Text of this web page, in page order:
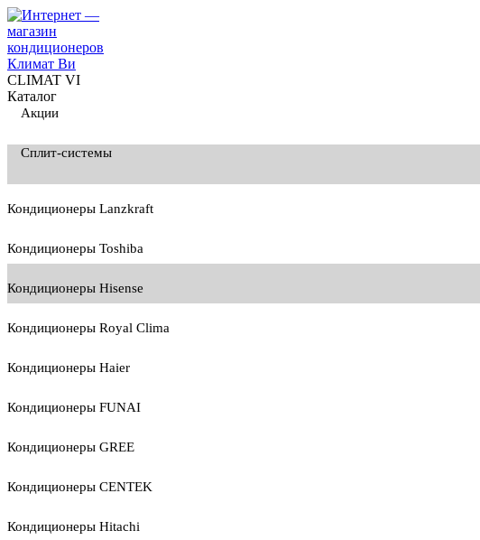
CLIMAT VI
Каталог
Акции
Сплит-системы
Кондиционеры Lanzkraft
Кондиционеры Toshiba
Кондиционеры Hisense
Кондиционеры Royal Clima
Кондиционеры Haier
Кондиционеры FUNAI
Кондиционеры GREE
Кондиционеры CENTEK
Кондиционеры Hitachi